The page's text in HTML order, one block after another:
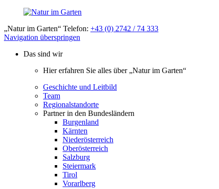
„Natur im Garten“ Telefon: +43 (0) 2742 / 74 333
Navigation überspringen
Das sind wir
Hier erfahren Sie alles über „Natur im Garten“
Geschichte und Leitbild
Team
Regionalstandorte
Partner in den Bundesländern
Burgenland
Kärnten
Niederösterreich
Oberösterreich
Salzburg
Steiermark
Tirol
Vorarlberg